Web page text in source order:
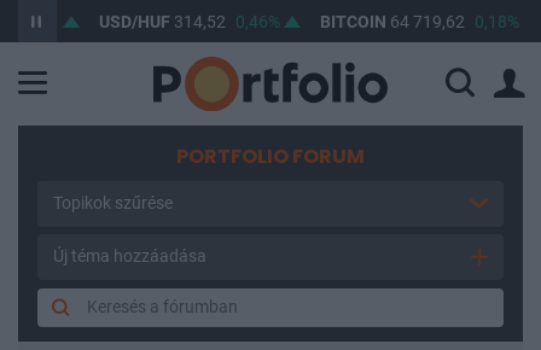
USD/HUF 314,52 0,46% BITCOIN64 719,62 0,18%
PORTFOLIO FORUM
Topikok szűrése
Új téma hozzáadása